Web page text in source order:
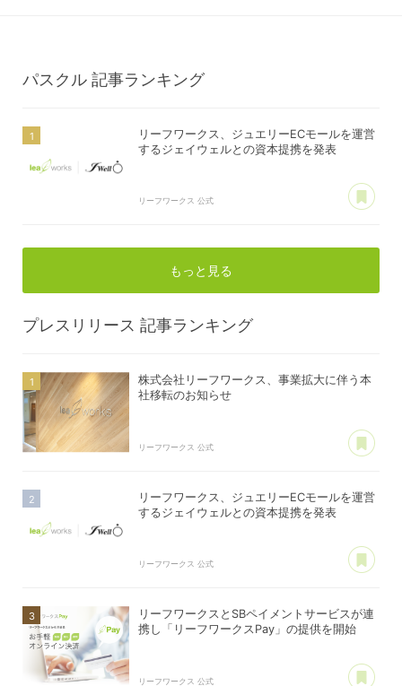
パスクル 記事ランキング
リーフワークス、ジュエリーECモールを運営
するジェイウェルとの資本提携を発表
リーフワークス 公式
もっと見る
プレスリリース 記事ランキング
株式会社リーフワークス、事業拡大に伴う本
社移転のお知らせ
リーフワークス 公式
リーフワークス、ジュエリーECモールを運営
するジェイウェルとの資本提携を発表
リーフワークス 公式
リーフワークスとSBペイメントサービスが連
携し「リーフワークスPay」の提供を開始
リーフワークス 公式